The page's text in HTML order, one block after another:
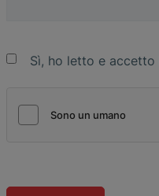
Sì, ho letto e accetto